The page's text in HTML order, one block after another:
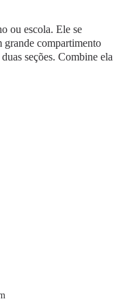
ou escola. Ele se
grande compartimento
seções. Combine ela